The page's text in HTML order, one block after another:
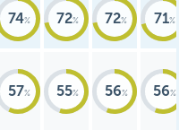
74 72 72 71
57 55 56 56